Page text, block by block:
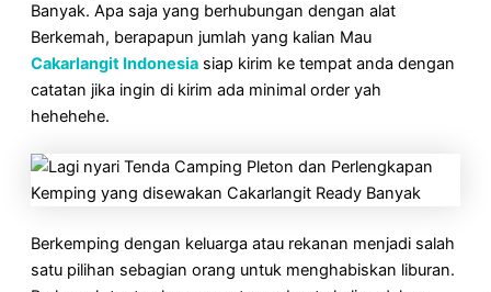
Banyak. Apa saja yang berhubungan dengan alat
Berkemah, berapapun jumlah yang kalian Mau
Cakarlangit Indonesia siap kirim ke tempat anda dengan
catatan jika ingin di kirim ada minimal order yah
hehehehe.
Berkemping dengan keluarga atau rekanan menjadi salah
satu pilihan sebagian orang untuk menghabiskan liburan.